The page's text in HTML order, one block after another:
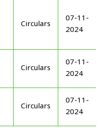
Circulars
07-11-
2024
Circulars
07-11-
2024
Circulars
07-11-
2024